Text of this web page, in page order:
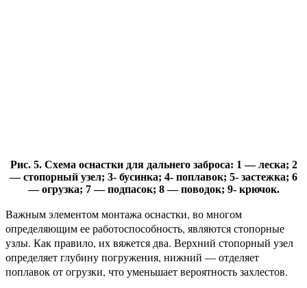
Рис. 5. Схема оснастки для дальнего заброса: 1 — леска; 2
— стопорный узел; 3- бусинка; 4- поплавок; 5- застежка; 6
— огрузка; 7 — подпасок; 8 — поводок; 9- крючок.
Важным элементом монтажа оснастки, во многом
определяющим ее работоспособность, являются стопорные
узлы. Как правило, их вяжется два. Верхний стопорный узел
определяет глубину погружения, нижний — отделяет
поплавок от огрузки, что уменьшает вероятность захлестов.